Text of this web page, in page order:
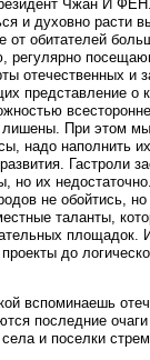
Чжан И
и духовно расти
от обитателей
регулярно
отечественных и
представление о
При этом
надо наполнить
Гастроли
но их
не обойтись,
таланты,
площадок.
до
вспоминаешь
последние
и поселки